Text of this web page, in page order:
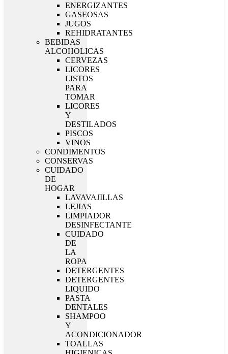
ENERGIZANTES
GASEOSAS
JUGOS
REHIDRATANTES
BEBIDAS
ALCOHOLICAS
CERVEZAS
LICORES
LISTOS
PARA
TOMAR
LICORES
Y
DESTILADOS
PISCOS
VINOS
CONDIMENTOS
CONSERVAS
CUIDADO
DE
HOGAR
LAVAVAJILLAS
LEJIAS
LIMPIADOR
DESINFECTANTE
CUIDADO
DE
LA
ROPA
DETERGENTES
DETERGENTES
LIQUIDO
PASTA
DENTALES
SHAMPOO
Y
ACONDICIONADOR
TOALLAS